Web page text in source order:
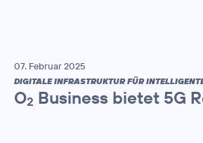
07. Februar 2025
DIGITALE INFRASTRUKTUR FÜR
O2 Business bietet 5G